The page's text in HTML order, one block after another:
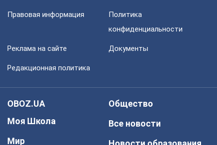
Правовая информация
Политика
конфиденциальности
Реклама на сайте Документы
Редакционная политика
OBOZ.UA
Моя Школа
Мир
Общество
Все новости